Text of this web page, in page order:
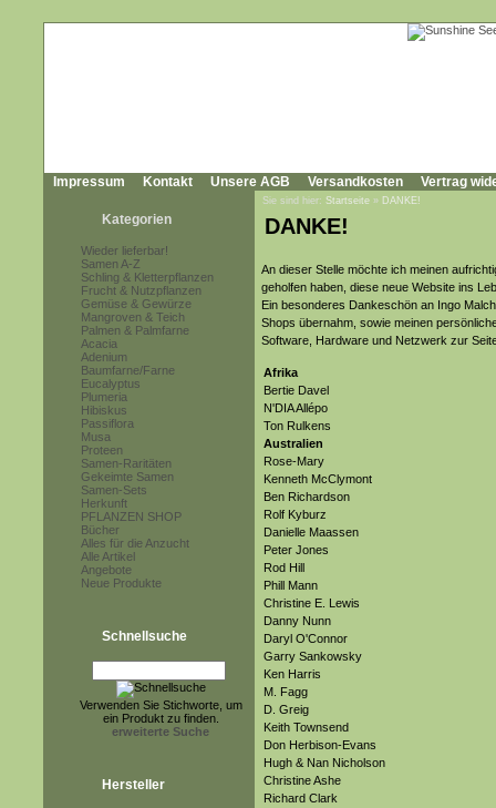
Impressum Kontakt Unsere AGB Versandkosten Vertrag
Kategorien
Wieder lieferbar!
Samen A-Z
Schling & Kletterpflanzen
Frucht & Nutzpflanzen
Gemüse & Gewürze
Mangroven & Teich
Palmen & Palmfarne
Acacia
Adenium
Baumfarne/Farne
Eucalyptus
Plumeria
Hibiskus
Passiflora
Musa
Proteen
Samen-Raritäten
Gekeimte Samen
Samen-Sets
Herkunft
PFLANZEN SHOP
Bücher
Alles für die Anzucht
Alle Artikel
Angebote
Neue Produkte
Schnellsuche
Verwenden Sie Stichworte, um
ein Produkt zu finden.
erweiterte Suche
Hersteller
Sie sind hier: Startseite » DANKE!
DANKE!
An dieser Stelle möchte ich meinen
geholfen haben, diese neue Website ins
Ein besonderes Dankeschön an Ingo
Shops übernahm, sowie meinen
Software, Hardware und Netzwerk zur
Afrika
Bertie Davel
N'DIA Allépo
Ton Rulkens
Australien
Rose-Mary
Kenneth McClymont
Ben Richardson
Rolf Kyburz
Danielle Maassen
Peter Jones
Rod Hill
Phill Mann
Christine E. Lewis
Danny Nunn
Daryl O'Connor
Garry Sankowsky
Ken Harris
M. Fagg
D. Greig
Keith Townsend
Don Herbison-Evans
Hugh & Nan Nicholson
Christine Ashe
Richard Clark